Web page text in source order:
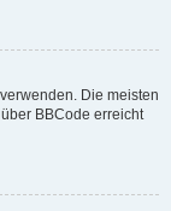
Die meisten
BBCode erreicht